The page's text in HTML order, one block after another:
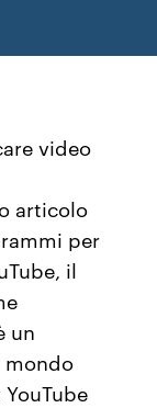
video
articolo
per
il
un